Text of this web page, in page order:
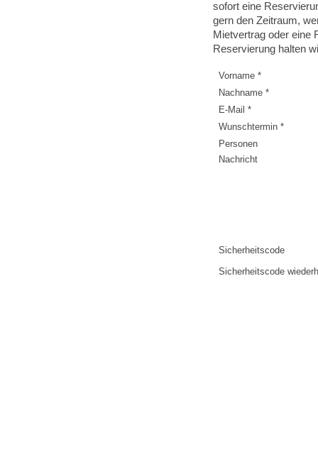
sofort eine
gern den Zeitraum,
Mietvertrag oder eine
Reservierung halten
Vorname *
Nachname *
E-Mail *
Wunschtermin *
Personen
Nachricht
Sicherheitscode
Sicherheitscode